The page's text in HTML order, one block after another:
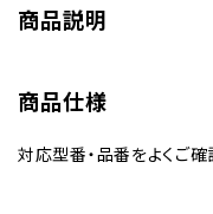
商品説明
商品仕様
対応型番・品番をよくご確